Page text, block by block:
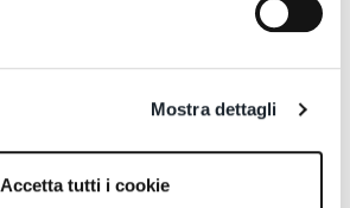
Mostra dettagli
Accetta tutti i cookie